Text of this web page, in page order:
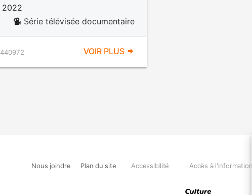
2022
Série télévisée documentaire
440972 VOIR PLUS
Nous joindre Plan du site Accessibilité Accès à l'information